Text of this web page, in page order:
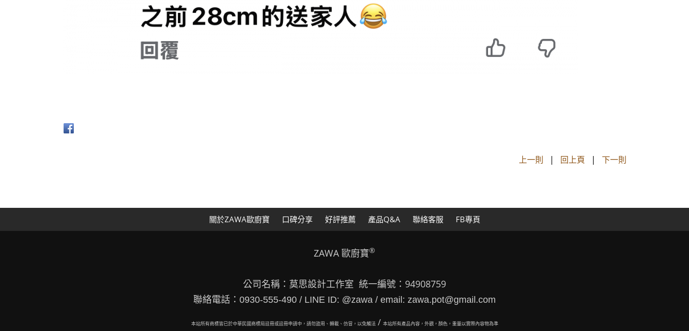
上一則 | 回上頁 | 下一則
關於ZAWA歐廚寶 口碑分享 好評推薦 產品Q&A 聯絡客服 FB專頁
ZAWA 歐廚寶®
公司名稱：莫思設計工作室 統一編號：94908759
聯絡電話：0930-555-490 / LINE ID: @zawa / email: zawa.pot@gmail.com
本站所有商標皆已於中華民國商標局註冊或註冊申請中，請勿盜用、轉載、仿冒，以免觸法 / 本站所有產品內容，外觀，顏色，重量以實際內容物為準